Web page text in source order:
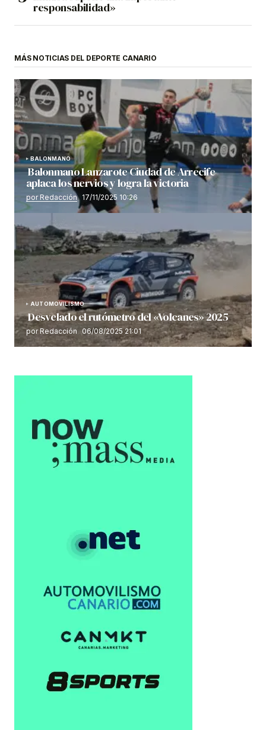
responsabilidad»
MÁS NOTICIAS DEL DEPORTE CANARIO
BALONMANO
Balonmano Lanzarote Ciudad de Arrecife
aplaca los nervios y logra la victoria
por Redacción 17/11/2025 10:26
AUTOMOVILISMO
Desvelado el rutómetro del «Volcanes» 2025
por Redacción 06/08/2025 21:01